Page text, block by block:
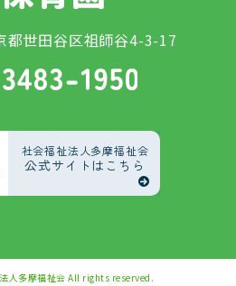
都世田谷区祖師谷4-3-17
社会福祉法人多摩福祉会
公式サイトはこちら
人多摩福祉会All rights reserved.